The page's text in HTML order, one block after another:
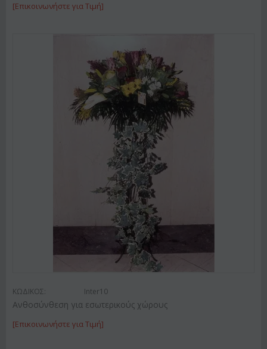
[Επικοινωνήστε για Τιμή]
ΚΩΔΙΚΟΣ: Inter10
Ανθοσύνθεση για εσωτερικούς χώρους
[Επικοινωνήστε για Τιμή]